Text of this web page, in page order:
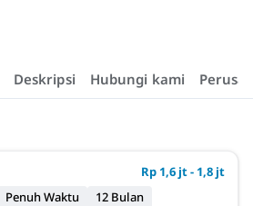
Deskripsi Hubungi kami
Rp 1,6 jt - 1,8 jt
Penuh Waktu
12 Bulan